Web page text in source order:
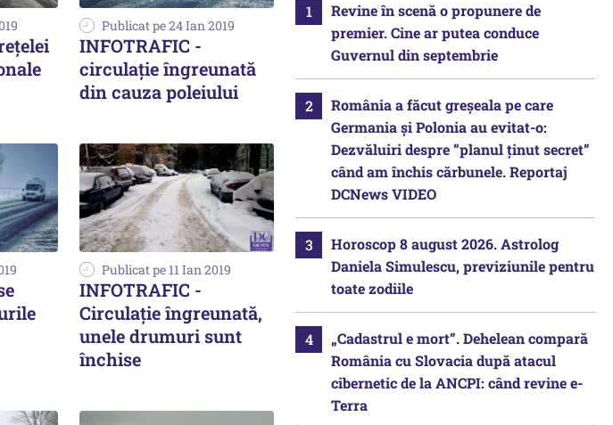
Publicat pe 24 Ian 2019
INFOTRAFIC -
circulație îngreunată
din cauza poleiului
Publicat pe 11 Ian 2019
INFOTRAFIC -
Circulație îngreunată,
unele drumuri sunt
închise
Revine în scenă o propunere de
premier. Cine ar putea conduce
Guvernul din septembrie
România a făcut greșeala pe care
Germania și Polonia au evitat-o:
Dezvăluiri despre ”planul ținut secret”
când am închis cărbunele. Reportaj
DCNews VIDEO
Horoscop 8 august 2026. Astrolog
Daniela Simulescu, previziunile pentru
toate zodiile
„Cadastrul e mort”. Dehelean compară
România cu Slovacia după atacul
cibernetic de la ANCPI: când revine e-
Terra